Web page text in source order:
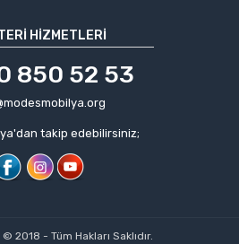
HIZMETLERI
850 52 53
takip edebilirsiniz;
2018 - Tüm Hakları Saklıdır.